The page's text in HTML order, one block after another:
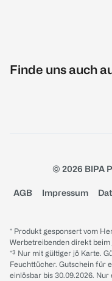
Finde uns auch
© 2026 BIPA
AGB Impressum
* Produkt gesponsert vom
Werbetreibenden direkt
*³ Nur mit gültiger jö Karte.
Feuchttücher. Gutschein für
einlösbar bis 30.09.2026.